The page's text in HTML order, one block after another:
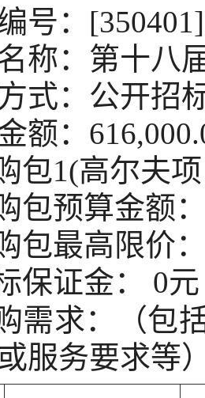
号：
称：第十八
式：公开招
额：
包1(高尔夫
包预算金额
包最高限价
保证金：
0元
需求：（包
服务要求等